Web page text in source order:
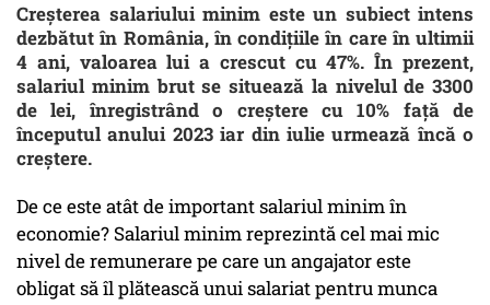
Creșterea salariului minim este un subiect intens
dezbătut în România, în condiţiile în care în ultimii
4 ani, valoarea lui a crescut cu 47%. În prezent,
salariul minim brut se situează la nivelul de 3300
de lei, înregistrând o creștere cu 10% față de
începutul anului 2023 iar din iulie urmează încă o
creștere.
De ce este atât de important salariul minim în
economie? Salariul minim reprezintă cel mai mic
nivel de remunerare pe care un angajator este
obligat să îl plătească unui salariat pentru munca